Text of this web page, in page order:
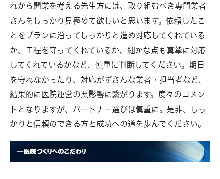
れから開業を考える先生方には、取り組むべき専門業者
さんをしっかり見極めて欲しいと思います。依頼したこ
とをプランに沿ってしっかりと進め対応してくれている
か、工程を守ってくれているか、細かな点も真摯に対応
してくれているかなど、慎重に判断してください。期日
を守れなかったり、対応がずさんな業者・担当者など、
結果的に医院運営の悪影響に繋がります。度々のコメン
トとなりますが、パートナー選びは慎重に。是非、しっ
かりと信頼のできる方と成功への道を歩んでください。